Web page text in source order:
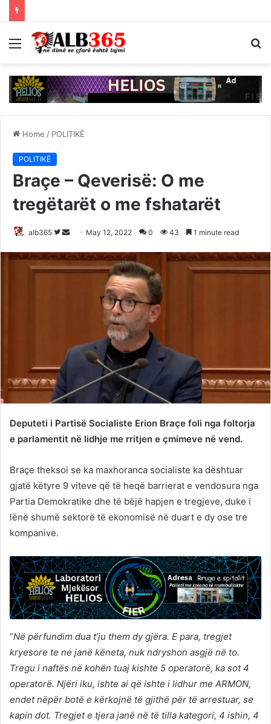
Menu
Home / POLITIKË
POLITIKË
Braçe – Qeverisë: O me
tregëtarët o me fshatarët
alb365
Follow
Twitter
Send
email
May 12, 2022 0 43 1 minute read
Deputeti i Partisë Socialiste Erion Braçe foli nga foltorja
e parlamentit në lidhje me rritjen e çmimeve në vend.
Braçe theksoi se ka maxhoranca socialiste ka dështuar
gjatë këtyre 9 viteve që të heqë barrierat e vendosura nga
Partia Demokratike dhe të bëjë hapjen e tregjeve, duke i
lënë shumë sektorë të ekonomisë në duart e dy ose tre
kompanive.
“Në përfundim dua t’ju them dy gjëra. E para, tregjet
kryesore te ne janë këneta, nuk ndryshon asgjë në to.
Tregu i naftës në kohën tuaj kishte 5 operatorë, ka sot 4
operatorë. Njëri iku, ishte ai që ishte i lidhur me ARMON,
endet nëpër botë e kërkojnë të gjithë për të arrestuar, se
kapin dot. Tregjet e tjera janë në të tilla kategori, 4 ishin, 4